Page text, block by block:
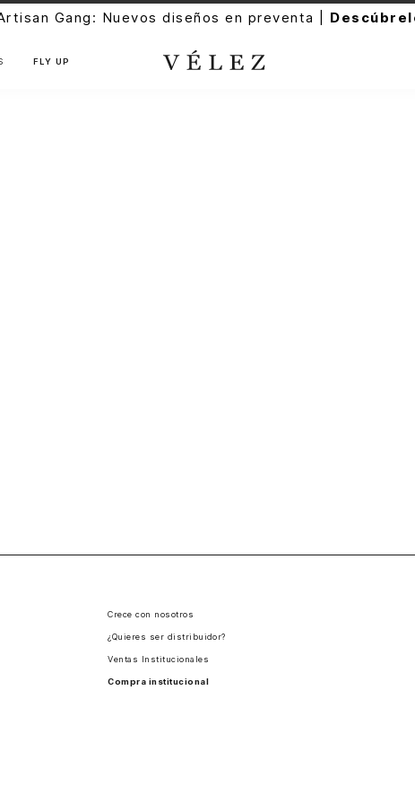
Gang: Nuevos diseños en preventa |
FLY UP
Crece con nosotros
¿Quieres ser distribuidor?
Ventas Institucionales
Compra institucional